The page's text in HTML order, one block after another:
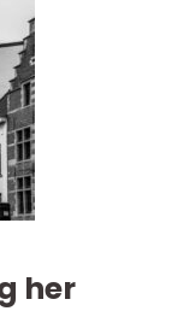
her